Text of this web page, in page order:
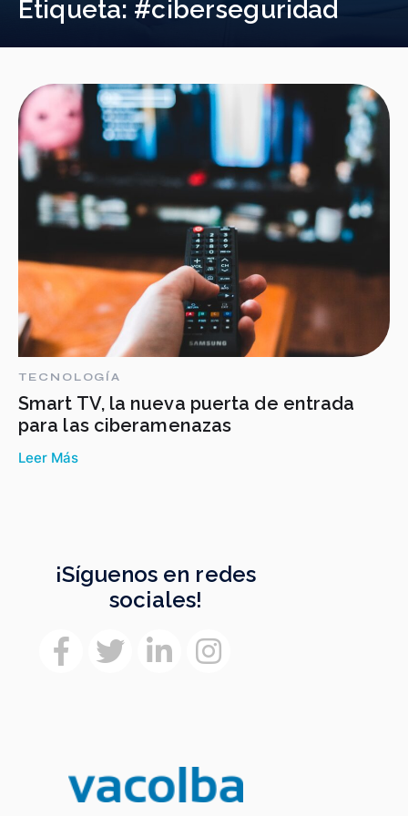
Etiqueta: #ciberseguridad
TECNOLOGÍA
Smart TV, la nueva puerta de entrada
para las ciberamenazas
Leer Más
¡Síguenos en redes
sociales!